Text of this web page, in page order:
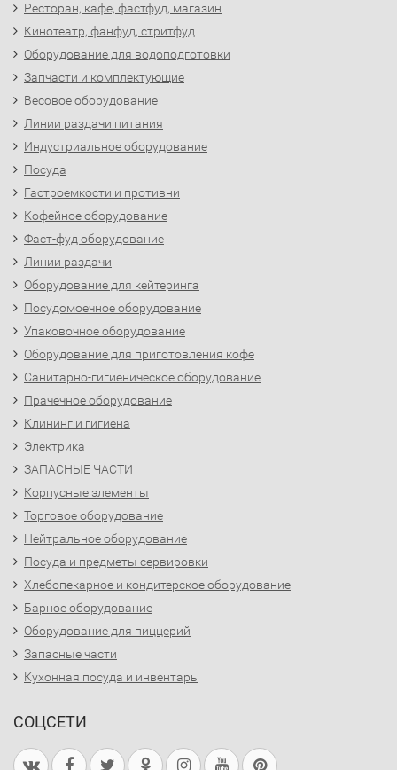
Ресторан, кафе, фастфуд, магазин
Кинотеатр, фанфуд, стритфуд
Оборудование для водоподготовки
Запчасти и комплектующие
Весовое оборудование
Линии раздачи питания
Индустриальное оборудование
Посуда
Гастроемкости и противни
Кофейное оборудование
Фаст-фуд оборудование
Линии раздачи
Оборудование для кейтеринга
Посудомоечное оборудование
Упаковочное оборудование
Оборудование для приготовления кофе
Санитарно-гигиеническое оборудование
Прачечное оборудование
Клининг и гигиена
Электрика
ЗАПАСНЫЕ ЧАСТИ
Корпусные элементы
Торговое оборудование
Нейтральное оборудование
Посуда и предметы сервировки
Хлебопекарное и кондитерское оборудование
Барное оборудование
Оборудование для пиццерий
Запасные части
Кухонная посуда и инвентарь
СОЦСЕТИ